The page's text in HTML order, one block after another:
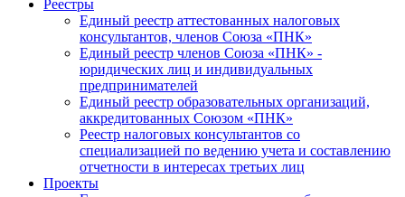
Реестры
Единый реестр аттестованных налоговых
консультантов, членов Союза «ПНК»
Единый реестр членов Союза «ПНК» -
юридических лиц и индивидуальных
предпринимателей
Единый реестр образовательных организаций,
аккредитованных Союзом «ПНК»
Реестр налоговых консультантов со
специализацией по ведению учета и составлению
отчетности в интересах третьих лиц
Проекты